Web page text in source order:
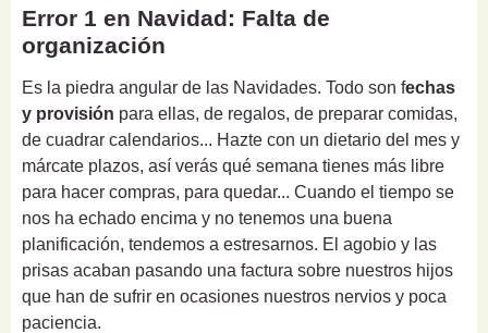
Error 1 en Navidad: Falta de
organización
Es la piedra angular de las Navidades. Todo son fechas
y provisión para ellas, de regalos, de preparar comidas,
de cuadrar calendarios... Hazte con un dietario del mes y
márcate plazos, así verás qué semana tienes más libre
para hacer compras, para quedar... Cuando el tiempo se
nos ha echado encima y no tenemos una buena
planificación, tendemos a estresarnos. El agobio y las
prisas acaban pasando una factura sobre nuestros hijos
que han de sufrir en ocasiones nuestros nervios y poca
paciencia.